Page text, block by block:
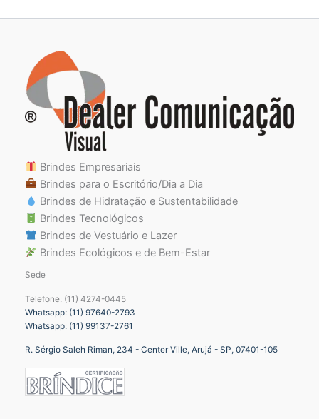
Brindes Empresariais
Brindes para o Escritório/Dia a Dia
Brindes de Hidratação e Sustentabilidade
Brindes Tecnológicos
Brindes de Vestuário e Lazer
Brindes Ecológicos e de Bem-Estar
Sede
Telefone: (11) 4274-0445
Whatsapp: (11) 97640-2793
Whatsapp: (11) 99137-2761
R. Sérgio Saleh Riman, 234 - Center Ville, Arujá - SP, 07401-105